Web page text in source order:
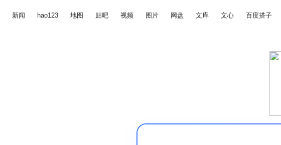
新闻 hao123 地图 贴吧 视频 图片 网盘 文库 文心 百度搭子